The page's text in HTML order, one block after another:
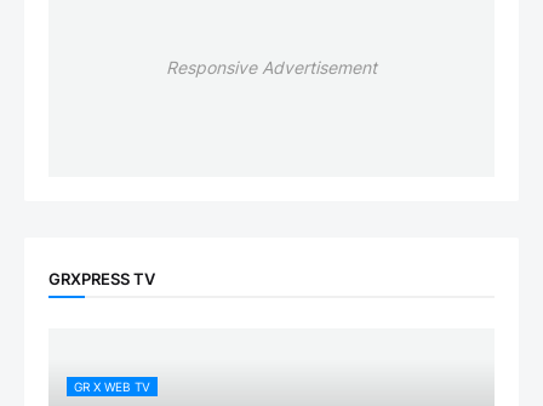
Responsive Advertisement
GRXPRESS TV
GR X WEB TV